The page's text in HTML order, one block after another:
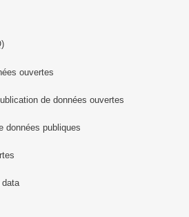
ouvertes
de données ouvertes
données publiques
data